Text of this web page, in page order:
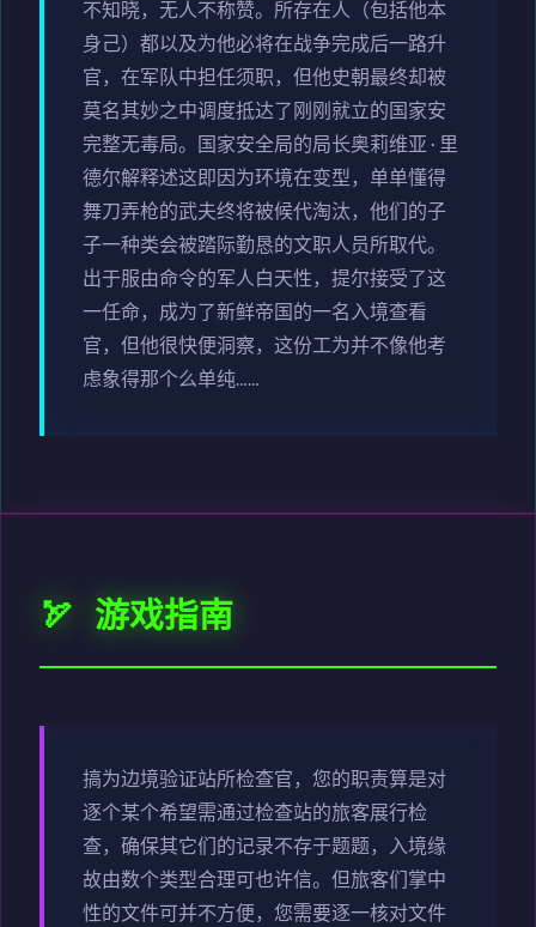
不知晓，无人不称赞。所存在人（包括他本
身己）都以及为他必将在战争完成后一路升
官，在军队中担任须职，但他史朝最终却被
莫名其妙之中调度抵达了刚刚就立的国家安
完整无毒局。国家安全局的局长奥莉维亚·里
德尔解释述这即因为环境在变型，单单懂得
舞刀弄枪的武夫终将被候代淘汰，他们的子
子一种类会被踏际勤恳的文职人员所取代。
出于服由命令的军人白天性，提尔接受了这
一任命，成为了新鲜帝国的一名入境查看
官，但他很快便洞察，这份工为并不像他考
虑象得那个么单纯……
🏹 游戏指南
搞为边境验证站所检查官，您的职责算是对
逐个某个希望需通过检查站的旅客展行检
查，确保其它们的记录不存于题题，入境缘
故由数个类型合理可也许信。但旅客们掌中
性的文件可并不方便，您需要逐一核对文件